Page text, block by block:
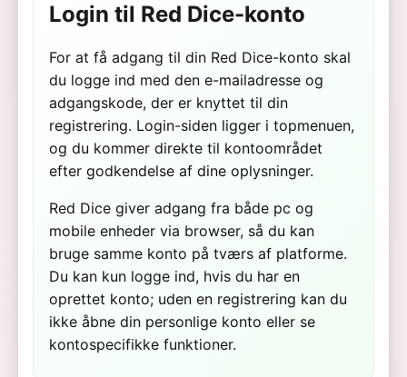
Login til Red Dice-konto
For at få adgang til din Red Dice-konto skal
du logge ind med den e-mailadresse og
adgangskode, der er knyttet til din
registrering. Login-siden ligger i topmenuen,
og du kommer direkte til kontoområdet
efter godkendelse af dine oplysninger.
Red Dice giver adgang fra både pc og
mobile enheder via browser, så du kan
bruge samme konto på tværs af platforme.
Du kan kun logge ind, hvis du har en
oprettet konto; uden en registrering kan du
ikke åbne din personlige konto eller se
kontospecifikke funktioner.